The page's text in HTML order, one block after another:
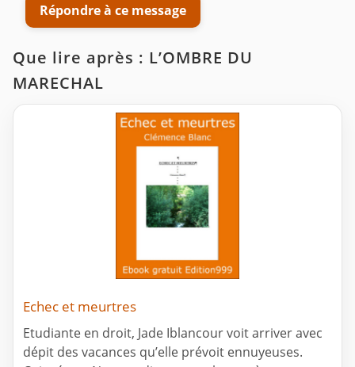
Répondre à ce message
Que lire après : L’OMBRE DU
MARECHAL
Echec et meurtres
Etudiante en droit, Jade Iblancour voit arriver avec
dépit des vacances qu’elle prévoit ennuyeuses.